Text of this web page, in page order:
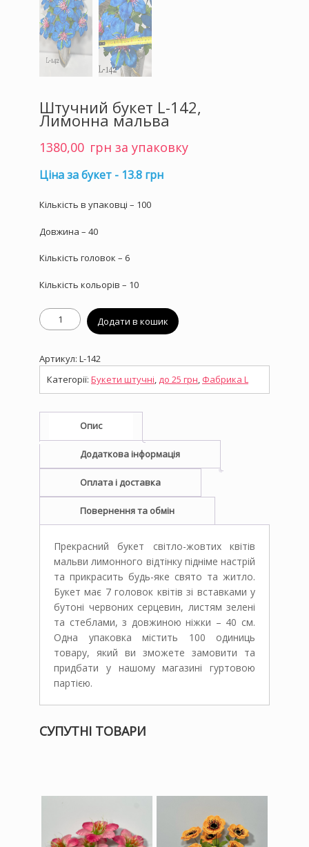
Штучний букет L-142,
Лимонна мальва
1380,00 грн за упаковку
Ціна за букет - 13.8 грн
Кількість в упаковці – 100
Довжина – 40
Кількість головок – 6
Кількість кольорів – 10
Штучний
букет
Лимонна
мальва
кількість
Додати в кошик
Артикул: L-142
Категорії: Букети штучні до 25 грн Фабрика L
Опис
Додаткова інформація
Оплата і доставка
Повернення та обмін
Прекрасний букет світло-жовтих квітів
мальви лимонного відтінку підніме настрій
та прикрасить будь-яке свято та житло.
Букет має 7 головок квітів зі вставками у
бутоні червоних серцевин, листям зелені
та стеблами, з довжиною ніжки – 40 см.
Одна упаковка містить 100 одиниць
товару, який ви зможете замовити та
придбати у нашому магазині гуртовою
партією.
СУПУТНІ ТОВАРИ